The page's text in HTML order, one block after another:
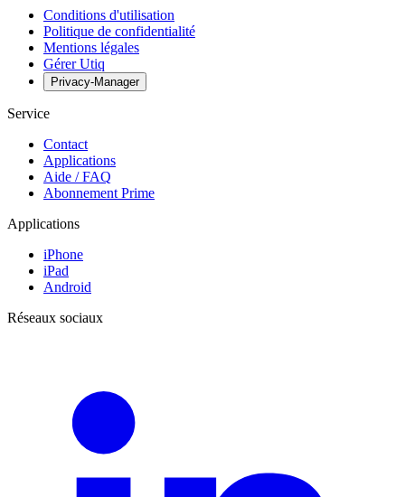
Conditions d'utilisation
Politique de confidentialité
Mentions légales
Gérer Utiq
Privacy-Manager
Service
Contact
Applications
Aide / FAQ
Abonnement Prime
Applications
iPhone
iPad
Android
Réseaux sociaux